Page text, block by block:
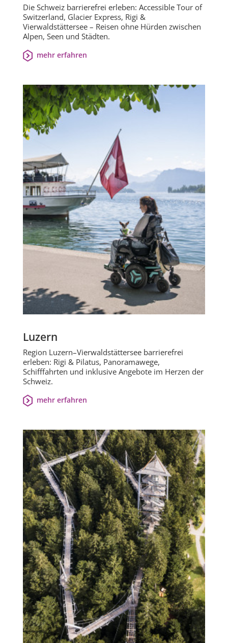
Die Schweiz barrierefrei erleben: Accessible Tour of
Switzerland, Glacier Express, Rigi &
Vierwaldstättersee – Reisen ohne Hürden zwischen
Alpen, Seen und Städten.
mehr erfahren
Luzern
Region Luzern–Vierwaldstättersee barrierefrei
erleben: Rigi & Pilatus, Panoramawege,
Schifffahrten und inklusive Angebote im Herzen der
Schweiz.
mehr erfahren